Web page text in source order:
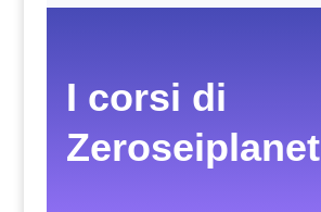
I corsi di
Zeroseiplanet